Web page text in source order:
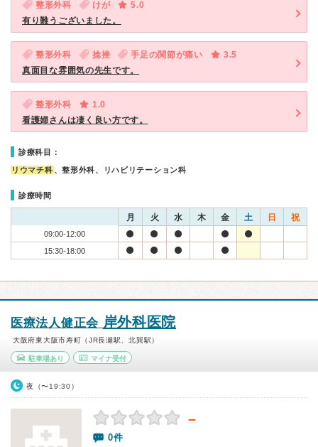
整形外科 けが
5.0
有り難うございました。
整形外科 捻挫 手足の関節が痛い
3.5
真面目な雰囲気の先生です。
整形外科
1.0
看護婦さんは凄く良い方です。
診療科目：
リウマチ科 、整形外科、リハビリテーション科
診療時間
月 火 水 木 金 土 日 祝
09:00-12:00
15:30-18:00
医療法人健正会 岸外科医院
大阪府東大阪市寿町（JR長瀬駅、北巽駅）
駐車場あり マイナ受付
夜（〜19:30）
－
0件